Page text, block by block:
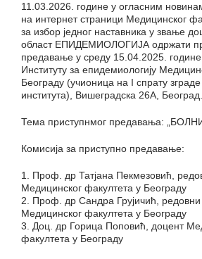
11.03.2026. године у огласним
на интернет страници Медицинског
за избор једног наставника у звање
област ЕПИДЕМИОЛОГИЈА одржати
предавање у среду 15.04.2025.
Институту за епидемиологију
Београду (учионица на I спрату
института), Вишеградска 26А, Београд.
Тема приступнмог предавања:
Комисија за приступно предавање:
1. Проф. др Татјана Пекмезовић,
Медицинског факултета у Београду
2. Проф. др Сандра Грујичић,
Медицинског факултета у Београду
3. Доц. др Горица Поповић, доцент
факултета у Београду